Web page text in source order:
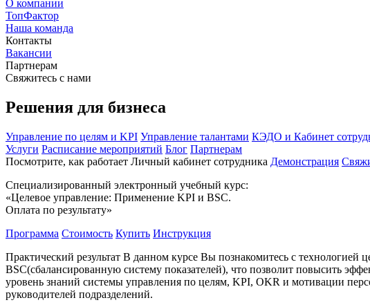
О компании
ТопФактор
Наша команда
Контакты
Вакансии
Партнерам
Свяжитесь с нами
Решения для бизнеса
Управление по целям и KPI Управление талантами КЭДО и Кабинет
Услуги Расписание мероприятий Блог Партнерам
Посмотрите, как работает Личный кабинет сотрудника Демонстрация
Специализированный электронный учебный курс:
«Целевое управление: Применение KPI и BSC.
Оплата по результату»
Программа Стоимость Купить Инструкция
Практический результат В данном курсе Вы познакомитесь с технологией
BSC(сбалансированную систему показателей), что позволит повысить
уровень знаний системы управления по целям, KPI, OKR и мотивации
руководителей подразделений.